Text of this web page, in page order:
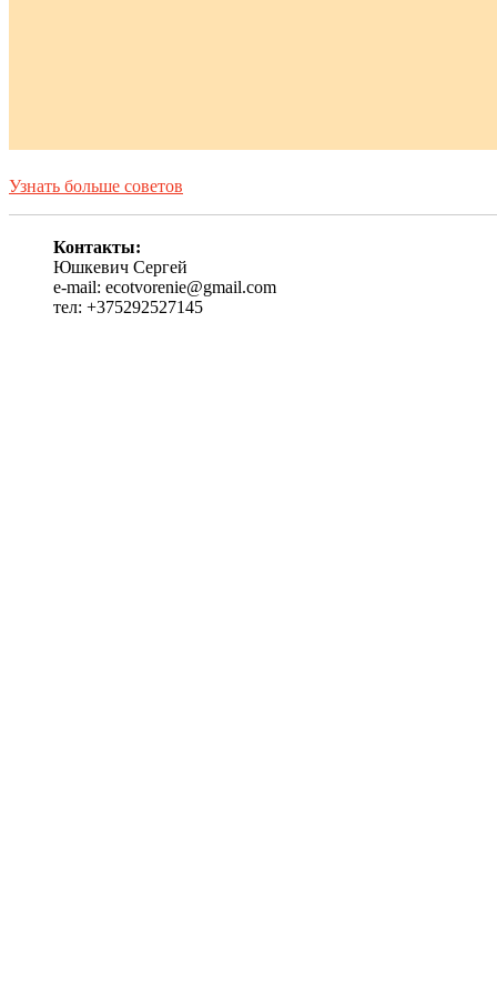
Узнать больше советов
Контакты:
Юшкевич Сергей
e-mail: ecotvorenie@gmail.com
тел: +375292527145